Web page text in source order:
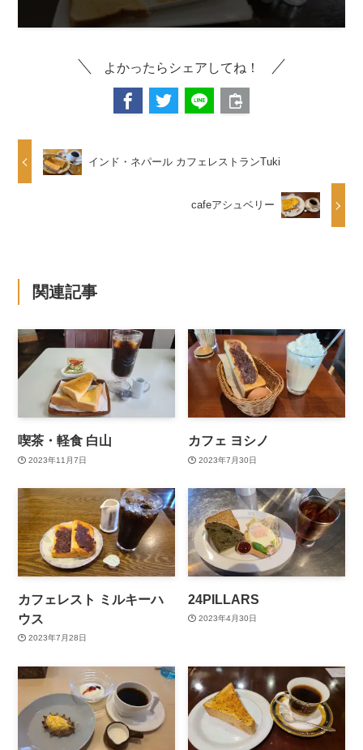
よかったらシェアしてね！
インド・ネパール カフェレストランTuki
cafeアシュベリー
関連記事
喫茶・軽食 白山
2023年11月7日
カフェ ヨシノ
2023年7月30日
カフェレスト ミルキーハ
ウス
2023年7月28日
24PILLARS
2023年4月30日